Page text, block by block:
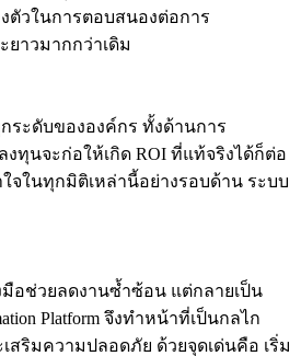
ตัวในการตอบสนองต่อการ
าวมากกว่าเดิม
ระดับขององค์กร ทั้งด้านการ
ทุนจะก่อให้เกิด ROI ที่แท้จริงได้ก็ต่อ
จในทุกมิติเหล่านี้อย่างรอบด้าน ระบบ
มือช่วยลดงานซ้ำซ้อน แต่กลายเป็น
Platform จึงทำหน้าที่เป็นกลไก
ริมความปลอดภัย ด้วยจุดเด่นคือ เริ่ม